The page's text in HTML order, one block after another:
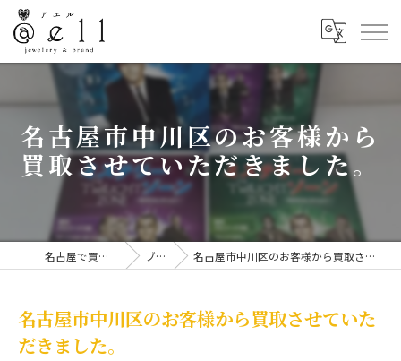
名古屋市中川区のお客様から
買取させていただきました。
名古屋で買取なら@ell ブログ 名古屋市中川区のお客様から買取させていただきました。
名古屋市中川区のお客様から買取させていた
だきました。